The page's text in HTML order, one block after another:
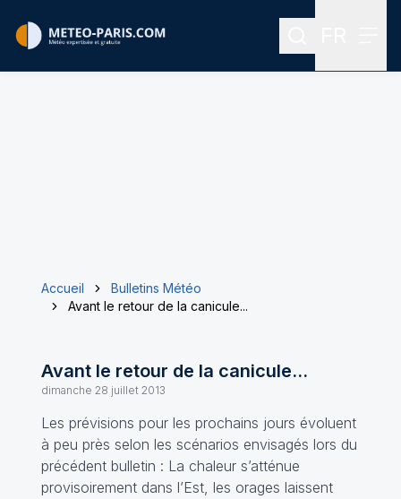
Rechercher
Accueil
Bulletins Météo
Avant le retour de la canicule...
Avant le retour de la canicule...
dimanche 28 juillet 2013
Les prévisions pour les prochains jours évoluent
à peu près selon les scénarios envisagés lors du
précédent bulletin : La chaleur s’atténue
provisoirement dans l’Est, les orages laissent